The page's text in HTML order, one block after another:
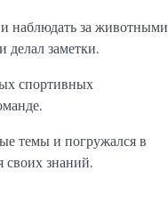
наблюдать за животными
делал заметки.
спортивных
темы и погружался в
своих знаний.